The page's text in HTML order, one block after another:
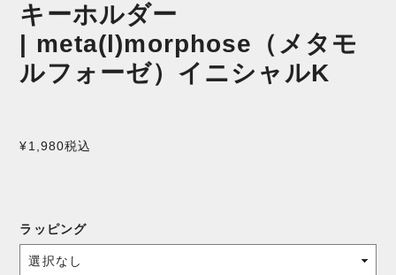
キーホルダー
| meta(l)morphose（メタモ
ルフォーゼ）イニシャルK
¥1,980税込
ラッピング